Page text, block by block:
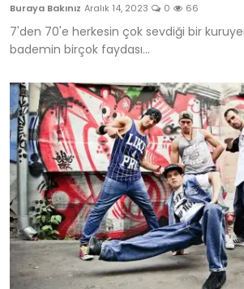
Buraya Bakınız Aralık 14, 2023 0 66
7'den 70'e herkesin çok sevdiği bir
bademin birçok faydası...